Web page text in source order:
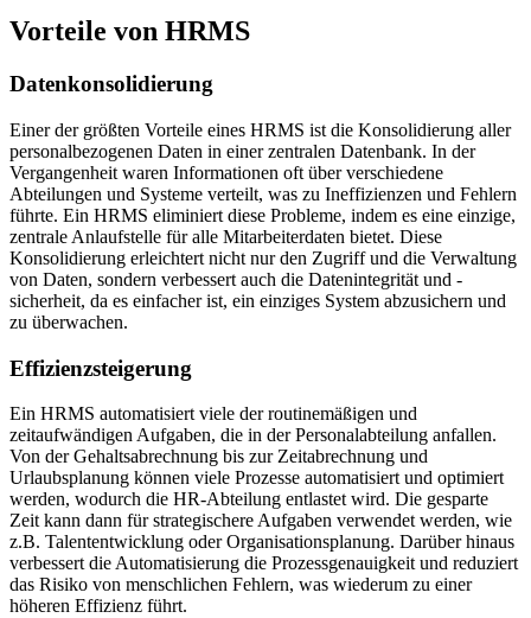
Vorteile von HRMS
Datenkonsolidierung
Einer der größten Vorteile eines HRMS ist die Konsolidierung aller
personalbezogenen Daten in einer zentralen Datenbank. In der
Vergangenheit waren Informationen oft über verschiedene
Abteilungen und Systeme verteilt, was zu Ineffizienzen und Fehlern
führte. Ein HRMS eliminiert diese Probleme, indem es eine einzige,
zentrale Anlaufstelle für alle Mitarbeiterdaten bietet. Diese
Konsolidierung erleichtert nicht nur den Zugriff und die Verwaltung
von Daten, sondern verbessert auch die Datenintegrität und -
sicherheit, da es einfacher ist, ein einziges System abzusichern und
zu überwachen.
Effizienzsteigerung
Ein HRMS automatisiert viele der routinemäßigen und
zeitaufwändigen Aufgaben, die in der Personalabteilung anfallen.
Von der Gehaltsabrechnung bis zur Zeitabrechnung und
Urlaubsplanung können viele Prozesse automatisiert und optimiert
werden, wodurch die HR-Abteilung entlastet wird. Die gesparte
Zeit kann dann für strategischere Aufgaben verwendet werden, wie
z.B. Talententwicklung oder Organisationsplanung. Darüber hinaus
verbessert die Automatisierung die Prozessgenauigkeit und reduziert
das Risiko von menschlichen Fehlern, was wiederum zu einer
höheren Effizienz führt.